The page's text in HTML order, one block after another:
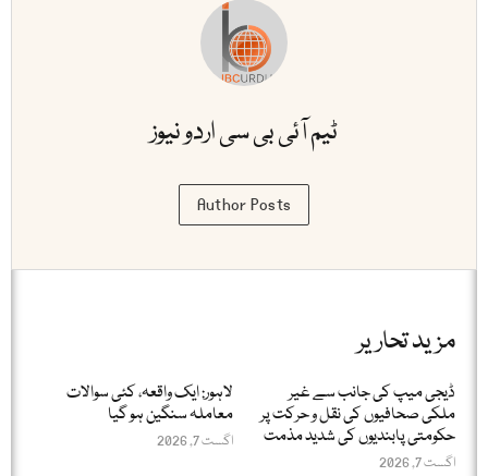
ٹیم آئی بی سی اردو نیوز
Author Posts
مزید تحاریر
ڈیجی میپ کی جانب سے غیر
ملکی صحافیوں کی نقل و حرکت پر
حکومتی پابندیوں کی شدید مذمت
اگست 7, 2026
لاہور: ایک واقعہ، کئی سوالات
معاملہ سنگین ہو گیا
اگست 7, 2026